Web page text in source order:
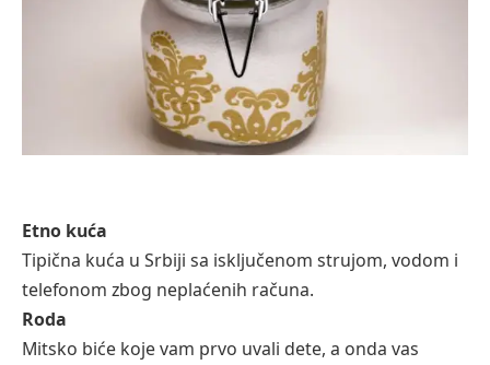
Etno kuća
Tipična kuća u Srbiji sa isključenom strujom, vodom i
telefonom zbog neplaćenih računa.
Roda
Mitsko biće koje vam prvo uvali dete, a onda vas